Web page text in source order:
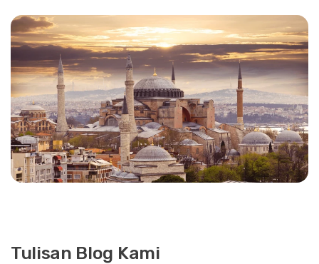
Tulisan Blog Kami